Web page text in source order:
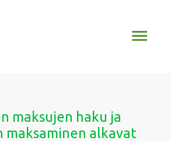
maksujen haku ja
alkavat